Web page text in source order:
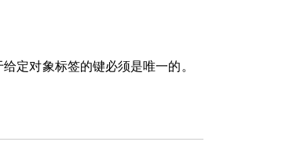
定对象标签的键必须是唯一的。